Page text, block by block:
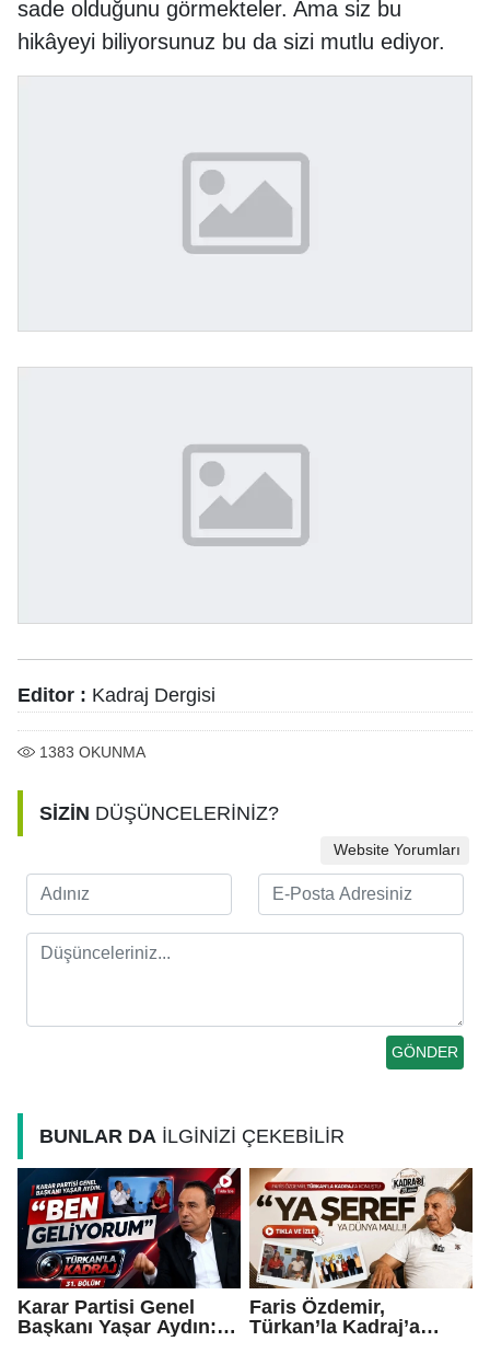
sade olduğunu görmekteler. Ama siz bu
hikâyeyi biliyorsunuz bu da sizi mutlu ediyor.
Editor : Kadraj Dergisi
1383 OKUNMA
SİZİN DÜŞÜNCELERİNİZ?
Website Yorumları
BUNLAR DA İLGİNİZİ ÇEKEBİLİR
Karar Partisi Genel
Başkanı Yaşar Aydın:
Faris Özdemir,
Türkan’la Kadraj’a